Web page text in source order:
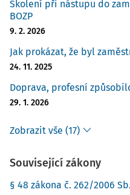
Školení při nástupu do
BOZP
9. 2. 2026
Jak prokázat, že byl
24. 11. 2025
Doprava, profesní
29. 1. 2026
Zobrazit vše (17)
Související zákony
§ 48 zákona č. 262/2006 Sb.